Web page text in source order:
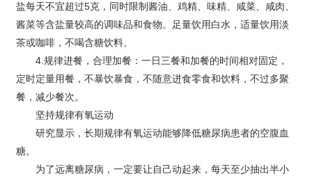
盐每天不宜超过5克，同时限制酱油、鸡精、味精、咸菜、咸肉、
酱菜等含盐量较高的调味品和食物。足量饮用白水，适量饮用淡
茶或咖啡，不喝含糖饮料。
4.规律进餐，合理加餐：一日三餐和加餐的时间相对固定，
定时定量用餐，不暴饮暴食，不随意进食零食和饮料，不过多聚
餐，减少餐次。
坚持规律有氧运动
研究显示，长期规律有氧运动能够降低糖尿病患者的空腹血
糖。
为了远离糖尿病，一定要让自己动起来，每天至少抽出半小